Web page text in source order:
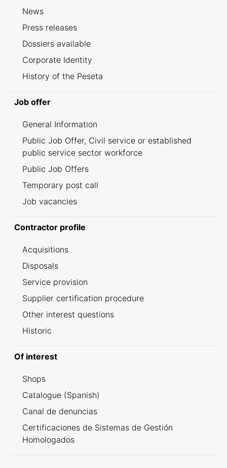
News
Press releases
Dossiers available
Corporate Identity
History of the Peseta
Job offer
General Information
Public Job Offer, Civil service or established
public service sector workforce
Public Job Offers
Temporary post call
Job vacancies
Contractor profile
Acquisitions
Disposals
Service provision
Supplier certification procedure
Other interest questions
Historic
Of interest
Shops
Catalogue (Spanish)
Canal de denuncias
Certificaciones de Sistemas de Gestión
Homologados